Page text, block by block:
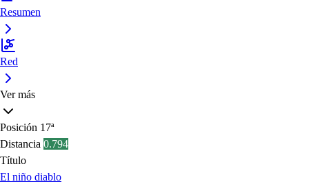
Resumen
Red
Ver más
Posición 17ª
Distancia 0.794
Título
El niño diablo